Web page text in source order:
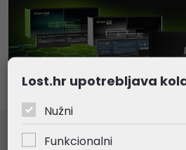
Veleprodaja
Lost.hr upotrebljava
Nužni
Funkcionalni